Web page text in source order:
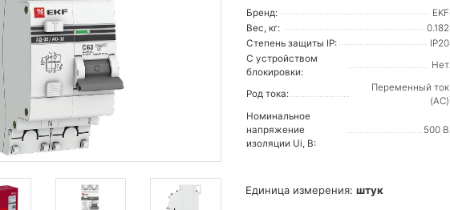
Бренд:
EKF
Вес, кг:
0.182
Степень защиты IP:
IP20
С устройством
блокировки:
Нет
Род тока:
Переменный ток
(AC)
Номинальное
напряжение
изоляции Ui, В:
500 В
Единица измерения: штук